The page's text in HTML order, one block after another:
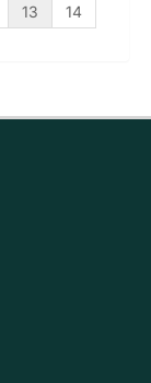
13
14